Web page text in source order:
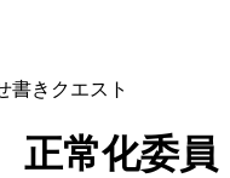
書きクエスト
正常化委員